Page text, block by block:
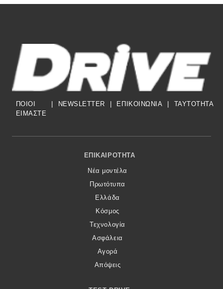
ΠΟΙΟΙ
ΕΙΜΑΣΤΕ
NEWSLETTER ΕΠΙΚΟΙΝΩΝΙΑ TAYTOTHTA
Footer Menu
ΕΠΙΚΑΙΡΌΤΗΤΑ
Νέα μοντέλα
Πρωτότυπα
Ελλάδα
Κόσμος
Τεχνολογία
Ασφάλεια
Αγορά
Απόψεις